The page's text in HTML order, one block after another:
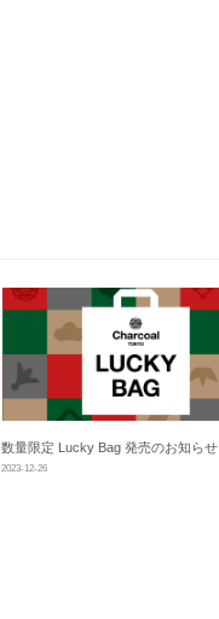
数量限定 Lucky Bag 発売のお知らせ
2023-12-26